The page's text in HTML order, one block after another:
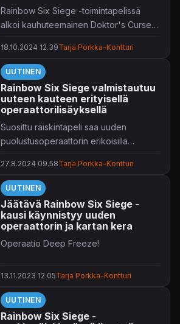
Ikoninen sankari liittyy kööriin 3.
maaliskuuta käynnistyvän Silent Hunt -
kauden mukana.
Lisää aiheesta:
Rainbow Six Siege -toimintapelissä
alkoi kauhuteemainen Doktor's Curse -
18.10.2024 12.39Tarja Porkka-Kontturi
UUTINEN
Rainbow Six Siege valmistautuu
uuteen kauteen erityisellä
operaattorilisäyksellä
Suosittu räiskintäpeli saa uuden
puolustusoperaattorin erikoisilla
27.8.2024 09.58Tarja Porkka-Kontturi
UUTINEN
Jäätävä Rainbow Six Siege -
kausi käynnistyy uuden
operaattorin ja kartan kera
Operaatio Deep Freeze!
13.11.2023 12.05Tarja Porkka-Kontturi
UUTINEN
Rainbow Six Siege -